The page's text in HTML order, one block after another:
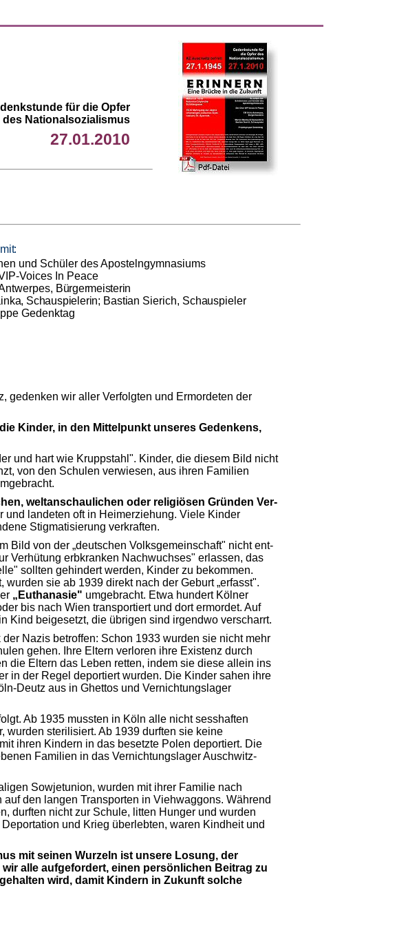
für die Opfer
des Nationalsozialismus
27.01.2010
und Schü ler des Apostelngymnasiums
Voices In Peace
Bürgermeisterin
Schauspielerin; Bastian Sierich, Schauspieler
Gedenktag
gedenken wir aller Verfolgten und Ermordeten der
Kinder, in den Mittelpunkt unseres Gedenkens,
und hart wie Kruppstahl". Kinder, die diesem Bild nicht
von den Schulen verwiesen, aus ihren Familien
welt­anschaulichen oder religiösen Gründen Ver­
und landeten oft in Heimerziehung. Viele Kinder
Stigmatisierung ver­kraften.
Bild von der „deutschen Volksgemeinschaft" nicht ent­
Verhütung erbkranken Nachwuchses" erlassen, das
sollten gehindert werden, Kinder zu bekommen.
sie ab 1939 direkt nach der Geburt „erfasst".
„Euthanasie" umgebracht. Etwa hundert Kölner
bis nach Wien transportiert und dort ermor­det. Auf
Kind beigesetzt, die übrigen sind irgendwo verscharrt.
Nazis be­troffen: Schon 1933 wurden sie nicht mehr
gehen. Ihre Eltern verloren ihre Existenz durch
die Eltern das Leben retten, indem sie diese allein ins
in der Regel de­portiert wurden. Die Kinder sahen ihre
Deutz aus in Ghettos und Vernichtungslager
Ab 1935 mussten in Köln alle nicht sesshaften
sterilisiert. Ab 1939 durften sie keine
ihren Kindern in das besetzte Po­len deportiert. Die
Familien in das Vernichtungslager Auschwitz-
So­wjetunion, wurden mit ihrer Familie nach
den lan­gen Transporten in Viehwaggons. Während
durften nicht zur Schule, litten Hunger und wurden
und Krieg überlebten, waren Kindheit und
mit seinen Wurzeln ist unsere Losung, der
alle aufgefordert, einen persönlichen Beitrag zu
wird, damit Kindern in Zukunft solche